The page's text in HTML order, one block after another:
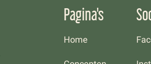
Pagina's
Home